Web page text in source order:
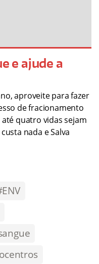
e ajude a
aproveite para fazer
de fracionamento
quatro vidas sejam
nada e Salva